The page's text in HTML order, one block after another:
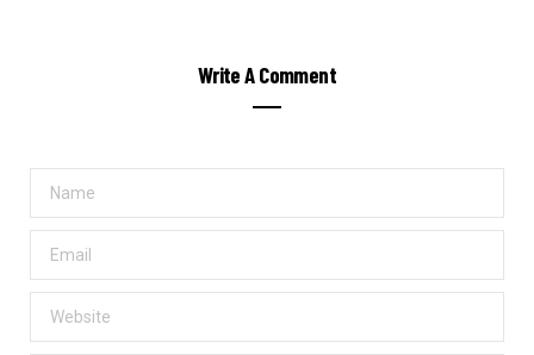
Write A Comment